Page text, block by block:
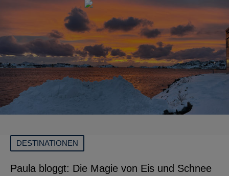
DESTINATIONEN
Paula bloggt: Die Magie von Eis und Schnee